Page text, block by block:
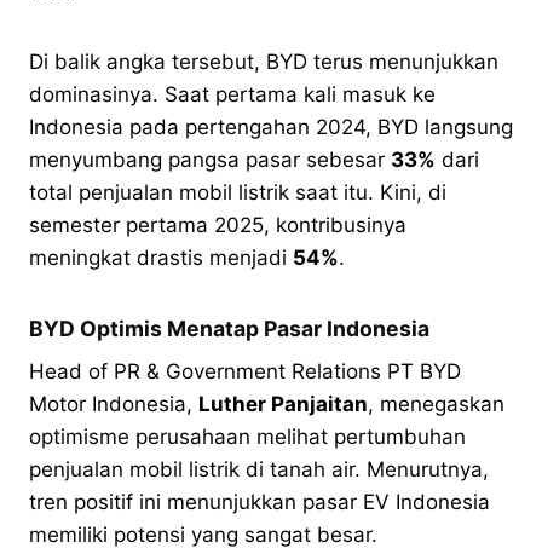
Di balik angka tersebut, BYD terus menunjukkan
dominasinya. Saat pertama kali masuk ke
Indonesia pada pertengahan 2024, BYD langsung
menyumbang pangsa pasar sebesar 33% dari
total penjualan mobil listrik saat itu. Kini, di
semester pertama 2025, kontribusinya
meningkat drastis menjadi 54%.
BYD Optimis Menatap Pasar Indonesia
Head of PR & Government Relations PT BYD
Motor Indonesia, Luther Panjaitan, menegaskan
optimisme perusahaan melihat pertumbuhan
penjualan mobil listrik di tanah air. Menurutnya,
tren positif ini menunjukkan pasar EV Indonesia
memiliki potensi yang sangat besar.